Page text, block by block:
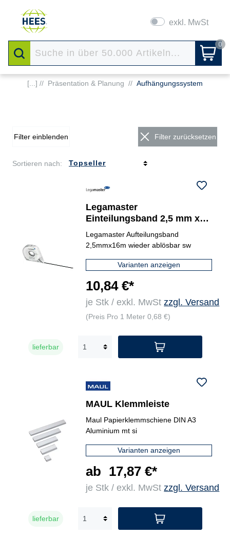
exkl. MwSt
0
[...] // Präsentation & Planung // Aufhängungssystem
Filter einblenden Filter zurücksetzen
Sortieren nach:
Legamaster
Einteilungsband 2,5 mm x
16 m (B x L)
Legamaster Aufteilungsband
2,5mmx16m wieder ablösbar sw
Varianten anzeigen
10,84 €*
je Stk / exkl. MwStzzgl. Versand
(Preis Pro 1 Meter 0,68 €)
lieferbar
MAUL Klemmleiste
Maul Papierklemmschiene DIN A3
Aluminium mt si
Varianten anzeigen
ab 17,87 €*
je Stk / exkl. MwStzzgl. Versand
lieferbar